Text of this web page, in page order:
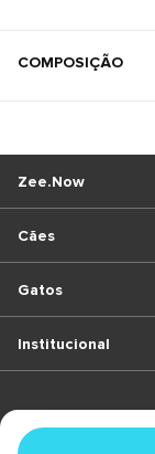
COMPOSIÇÃO
Cães
Gatos
Zee.Now
Institucional